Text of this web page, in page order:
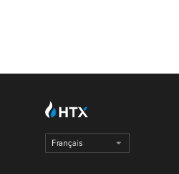
Français